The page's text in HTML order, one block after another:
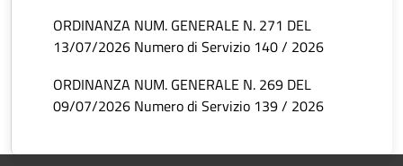
ORDINANZA NUM. GENERALE N. 271 DEL
13/07/2026 Numero di Servizio 140 / 2026
ORDINANZA NUM. GENERALE N. 269 DEL
09/07/2026 Numero di Servizio 139 / 2026